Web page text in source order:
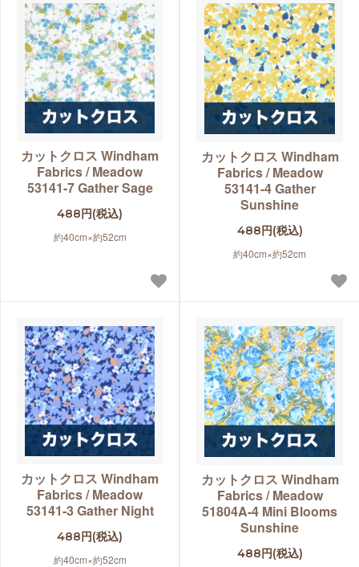
カットクロス Windham
Fabrics / Meadow
53141-7 Gather Sage
488円(税込)
約40cm×約52cm
カットクロス Windham
Fabrics / Meadow
53141-4 Gather
Sunshine
488円(税込)
約40cm×約52cm
カットクロス Windham
Fabrics / Meadow
53141-3 Gather Night
488円(税込)
約40cm×約52cm
カットクロス Windham
Fabrics / Meadow
51804A-4 Mini Blooms
Sunshine
488円(税込)